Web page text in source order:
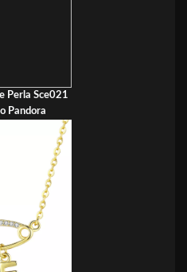
Perla Sce021
Pandora